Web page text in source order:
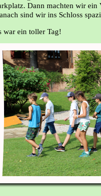
Dann machten wir
sind wir ins Schloss
war ein toller Tag!